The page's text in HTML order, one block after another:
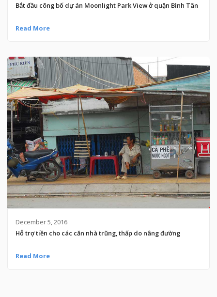
Bắt đầu công bố dự án Moonlight Park View ở quận Bình Tân
Read More
December 5, 2016
Hỗ trợ tiền cho các căn nhà trũng, thấp do nâng đường
Read More